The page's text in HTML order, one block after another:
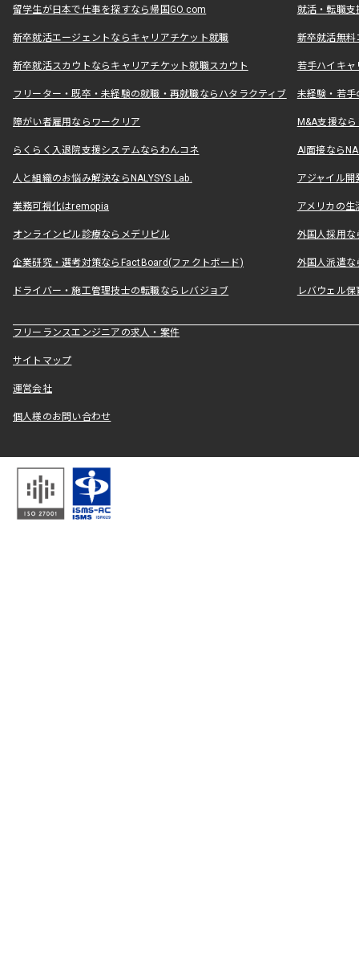
留学生が日本で仕事を探すなら帰国GO.com 就活・転職
新卒就活エージェントならキャリアチケット就職 新卒就活無料
新卒就活スカウトならキャリアチケット就職スカウト 若手ハイキ
フリーター・既卒・未経験の就職・再就職ならハタラクティブ 未経験・若手
障がい者雇用ならワークリア M&A支援な
らくらく入退院支援システムならわんコネ AI面接なら
人と組織のお悩み解決ならNALYSYS Lab. アジャイル
業務可視化はremopia アメリカの
オンラインピル診療ならメデリピル 外国人採用
企業研究・選考対策ならFactBoard(ファクトボード) 外国人派遣な
ドライバー・施工管理技士の転職ならレバジョブ レバウェル
フリーランスエンジニアの求人・案件
サイトマップ
運営会社
個人様のお問い合わせ